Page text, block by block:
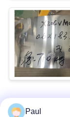
Λαϊκή
Paul